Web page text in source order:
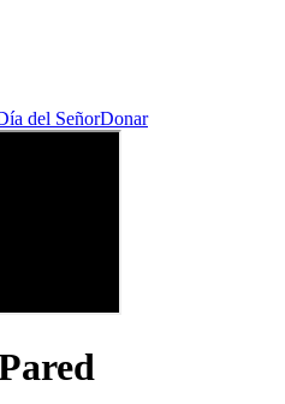
del SeñorDonar